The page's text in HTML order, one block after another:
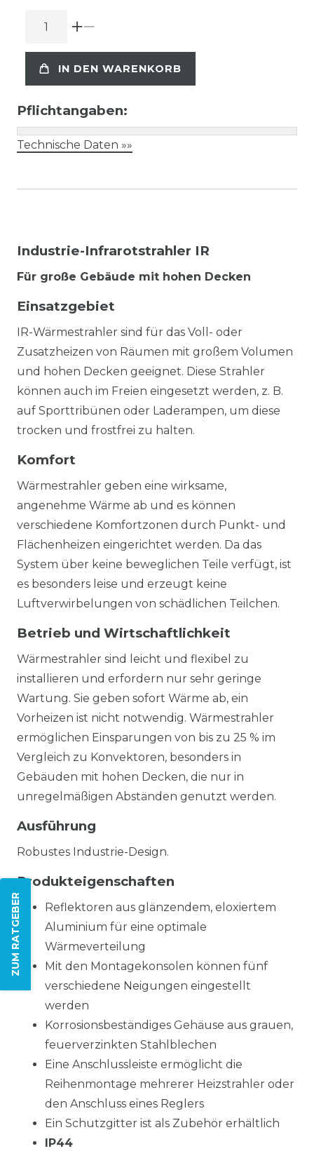
ZUM RATGEBER
IN DEN WARENKORB
Pflichtangaben:
Technische Daten »»
Industrie-Infrarotstrahler IR
Für große Gebäude mit hohen Decken
Einsatzgebiet
IR-Wärmestrahler sind für das Voll- oder
Zusatzheizen von Räumen mit großem Volumen
und hohen Decken geeignet. Diese Strahler
können auch im Freien eingesetzt werden, z. B.
auf Sporttribünen oder Laderampen, um diese
trocken und frostfrei zu halten.
Komfort
Wärmestrahler geben eine wirksame,
angenehme Wärme ab und es können
verschiedene Komfortzonen durch Punkt- und
Flächenheizen eingerichtet werden. Da das
System über keine beweglichen Teile verfügt, ist
es besonders leise und erzeugt keine
Luftverwirbelungen von schädlichen Teilchen.
Betrieb und Wirtschaftlichkeit
Wärmestrahler sind leicht und flexibel zu
installieren und erfordern nur sehr geringe
Wartung. Sie geben sofort Wärme ab, ein
Vorheizen ist nicht notwendig. Wärmestrahler
ermöglichen Einsparungen von bis zu 25 % im
Vergleich zu Konvektoren, besonders in
Gebäuden mit hohen Decken, die nur in
unregelmäßigen Abständen genutzt werden.
Ausführung
Robustes Industrie-Design.
Produkteigenschaften
Reflektoren aus glänzendem, eloxiertem
Aluminium für eine optimale
Wärmeverteilung
Mit den Montagekonsolen können fünf
verschiedene Neigungen eingestellt
werden
Korrosionsbeständiges Gehäuse aus grauen,
feuerverzinkten Stahlblechen
Eine Anschlussleiste ermöglicht die
Reihenmontage mehrerer Heizstrahler oder
den Anschluss eines Reglers
Ein Schutzgitter ist als Zubehör erhältlich
IP44